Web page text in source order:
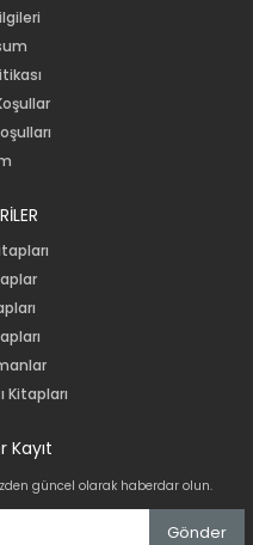
Kitapları
Kayıt
güncel olarak haberdar olun.
Gönder